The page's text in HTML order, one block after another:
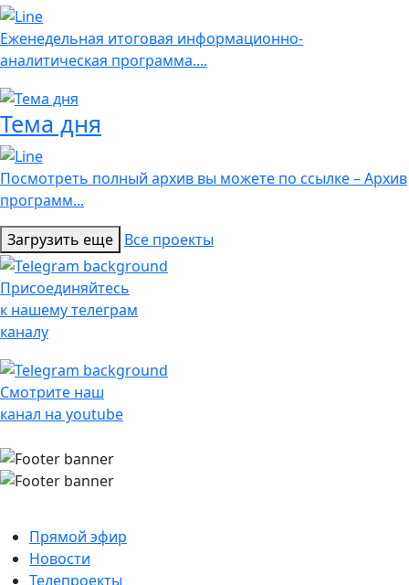
Еженедельная итоговая информационно-
аналитическая программа....
Тема дня
Посмотреть полный архив вы можете по ссылке – Архив
программ...
Загрузить еще Все проекты
Присоединяйтесь
к нашему телеграм
каналу
Смотрите наш
канал на youtube
Прямой эфир
Новости
Телепроекты